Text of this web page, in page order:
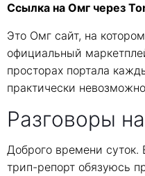
Ссылка на Омг через
Это Омг сайт, на
официальный
просторах портала
практически
Разговоры
Доброго времени суток.
трип-репорт обязуюсь